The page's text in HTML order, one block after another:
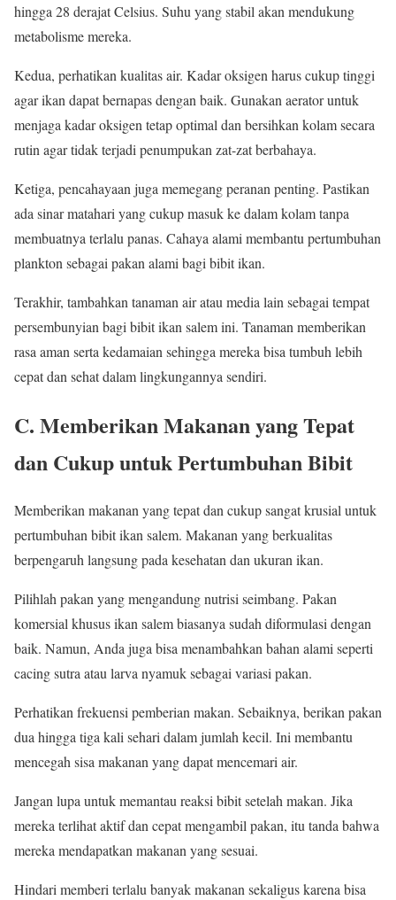
hingga 28 derajat Celsius. Suhu yang stabil akan mendukung
metabolisme mereka.
Kedua, perhatikan kualitas air. Kadar oksigen harus cukup tinggi
agar ikan dapat bernapas dengan baik. Gunakan aerator untuk
menjaga kadar oksigen tetap optimal dan bersihkan kolam secara
rutin agar tidak terjadi penumpukan zat-zat berbahaya.
Ketiga, pencahayaan juga memegang peranan penting. Pastikan
ada sinar matahari yang cukup masuk ke dalam kolam tanpa
membuatnya terlalu panas. Cahaya alami membantu pertumbuhan
plankton sebagai pakan alami bagi bibit ikan.
Terakhir, tambahkan tanaman air atau media lain sebagai tempat
persembunyian bagi bibit ikan salem ini. Tanaman memberikan
rasa aman serta kedamaian sehingga mereka bisa tumbuh lebih
cepat dan sehat dalam lingkungannya sendiri.
C. Memberikan Makanan yang Tepat
dan Cukup untuk Pertumbuhan Bibit
Memberikan makanan yang tepat dan cukup sangat krusial untuk
pertumbuhan bibit ikan salem. Makanan yang berkualitas
berpengaruh langsung pada kesehatan dan ukuran ikan.
Pilihlah pakan yang mengandung nutrisi seimbang. Pakan
komersial khusus ikan salem biasanya sudah diformulasi dengan
baik. Namun, Anda juga bisa menambahkan bahan alami seperti
cacing sutra atau larva nyamuk sebagai variasi pakan.
Perhatikan frekuensi pemberian makan. Sebaiknya, berikan pakan
dua hingga tiga kali sehari dalam jumlah kecil. Ini membantu
mencegah sisa makanan yang dapat mencemari air.
Jangan lupa untuk memantau reaksi bibit setelah makan. Jika
mereka terlihat aktif dan cepat mengambil pakan, itu tanda bahwa
mereka mendapatkan makanan yang sesuai.
Hindari memberi terlalu banyak makanan sekaligus karena bisa